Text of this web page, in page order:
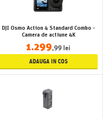
DJI Osmo Action 4 Standard Combo -
Camera de actiune 4K
1.299,99 lei
ADAUGA IN COS